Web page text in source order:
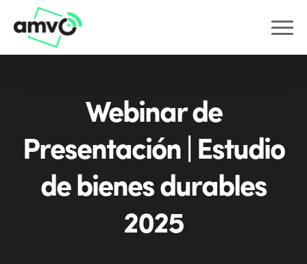
Webinar de
Presentación | Estudio
de bienes durables
2025